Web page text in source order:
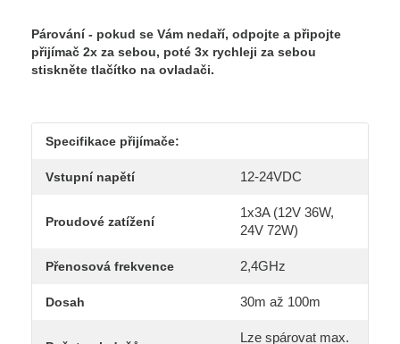
Párování - pokud se Vám nedaří, odpojte a připojte
přijímač 2x za sebou, poté 3x rychleji za sebou
stiskněte tlačítko na ovladači.
Specifikace přijímače:
Vstupní napětí 12-24VDC
Proudové zatížení
1x3A (12V 36W,
24V 72W)
Přenosová frekvence 2,4GHz
Dosah 30m až 100m
Lze spárovat max.